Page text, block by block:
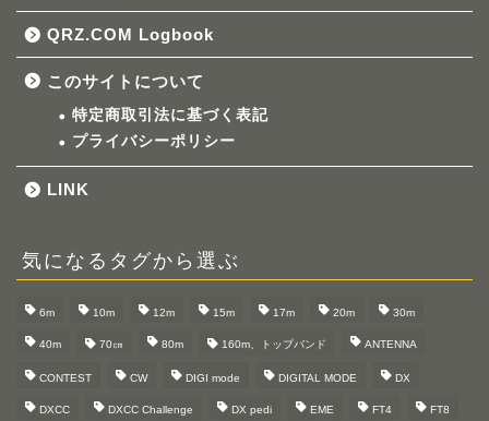
QRZ.COM Logbook
このサイトについて
特定商取引法に基づく表記
プライバシーポリシー
LINK
気になるタグから選ぶ
6m 10m 12m 15m 17m 20m 30m
40m 70㎝ 80m 160m、トップバンド ANTENNA
CONTEST CW DIGI mode DIGITAL MODE DX
DXCC DXCC Challenge DX pedi EME FT4 FT8